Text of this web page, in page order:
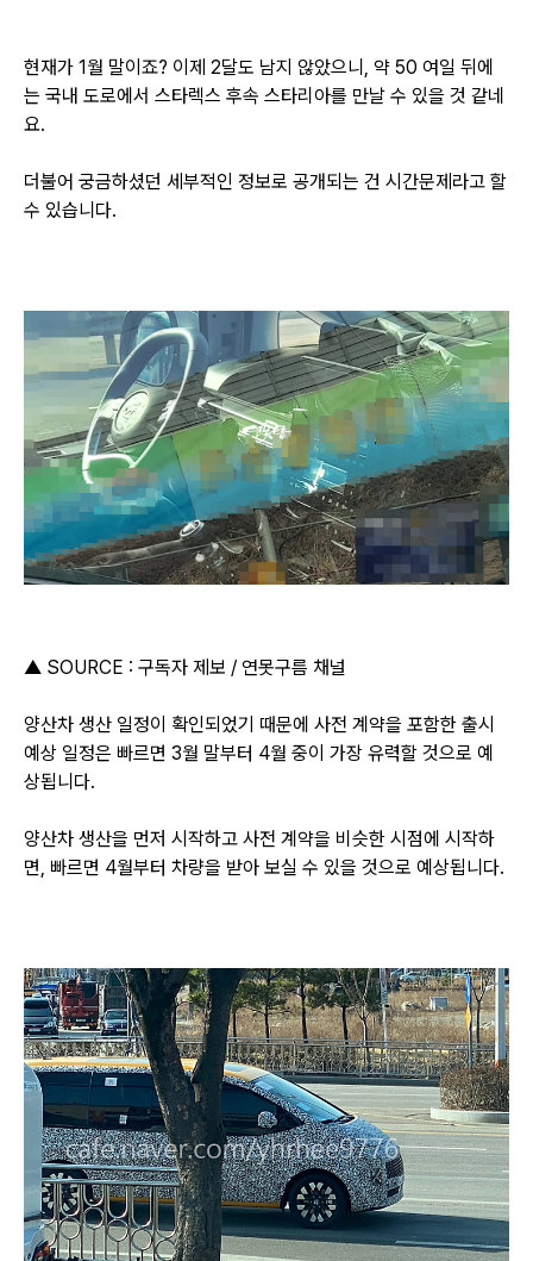
현재가 1월 말이죠? 이제 2달도 남지 않았으니, 약 50 여일 뒤에
는 국내 도로에서 스타렉스 후속 스타리아를 만날 수 있을 것 같네
요.
더불어 궁금하셨던 세부적인 정보로 공개되는 건 시간문제라고 할
수 있습니다.
▲ SOURCE : 구독자 제보 / 연못구름 채널
양산차 생산 일정이 확인되었기 때문에 사전 계약을 포함한 출시
예상 일정은 빠르면 3월 말부터 4월 중이 가장 유력할 것으로 예
상됩니다.
양산차 생산을 먼저 시작하고 사전 계약을 비슷한 시점에 시작하
면, 빠르면 4월부터 차량을 받아 보실 수 있을 것으로 예상됩니다.